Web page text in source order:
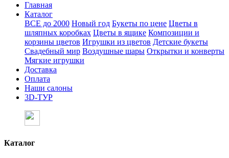
Главная
Каталог
ВСЕ до 2000 Новый год Букеты по цене Цветы в
шляпных коробках Цветы в ящике Композиции и
корзины цветов Игрушки из цветов Детские букеты
Свадебный мир Воздушные шары Открытки и конверты
Мягкие игрушки
Доставка
Оплата
Наши салоны
3D-ТУР
Каталог